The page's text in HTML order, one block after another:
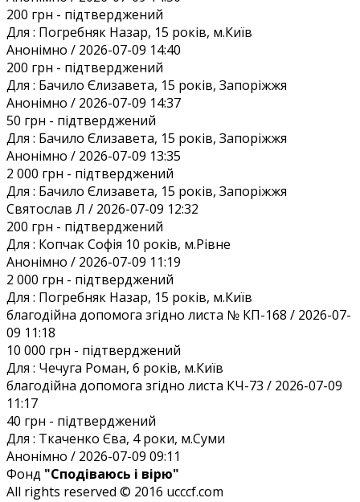
200 грн - підтверджений
Для : Погребняк Назар, 15 років, м.Київ
Анонiмно / 2026-07-09 14:40
200 грн - підтверджений
Для : Бачило Єлизавета, 15 років, Запоріжжя
Анонiмно / 2026-07-09 14:37
50 грн - підтверджений
Для : Бачило Єлизавета, 15 років, Запоріжжя
Анонiмно / 2026-07-09 13:35
2 000 грн - підтверджений
Для : Бачило Єлизавета, 15 років, Запоріжжя
Святослав Л / 2026-07-09 12:32
200 грн - підтверджений
Для : Копчак Софія 10 років, м.Рівне
Анонiмно / 2026-07-09 11:19
2 000 грн - підтверджений
Для : Погребняк Назар, 15 років, м.Київ
благодійна допомога згідно листа № КП-168 / 2026-07-
09 11:18
10 000 грн - підтверджений
Для : Чечуга Роман, 6 років, м.Київ
благодійна допомога згідно листа КЧ-73 / 2026-07-09
11:17
40 грн - підтверджений
Для : Ткаченко Єва, 4 роки, м.Суми
Анонiмно / 2026-07-09 09:11
Фонд "Сподіваюсь і вірю"
All rights reserved © 2016 ucccf.com